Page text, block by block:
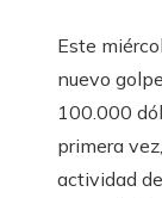
Este
nuevo
100.000
primera
actividad